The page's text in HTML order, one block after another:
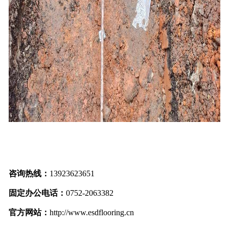
咨询热线： 13923623651
固定办公电话： 0752-2063382
官方网站： http://www.esdflooring.cn